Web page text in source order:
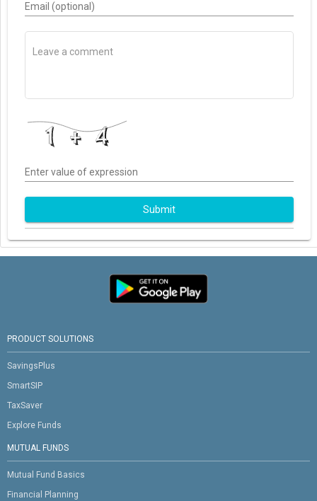
Email (optional)
Enter value of expression
Submit
PRODUCT SOLUTIONS
SavingsPlus
SmartSIP
TaxSaver
Explore Funds
MUTUAL FUNDS
Mutual Fund Basics
Financial Planning